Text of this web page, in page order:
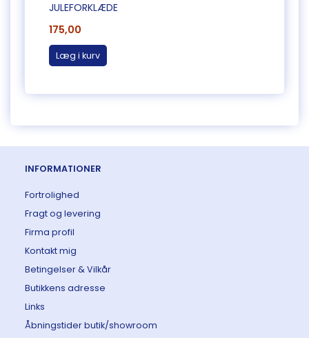
JULEFORKLÆDE
175,00
Læg i kurv
INFORMATIONER
Fortrolighed
Fragt og levering
Firma profil
Kontakt mig
Betingelser & Vilkår
Butikkens adresse
Links
Åbningstider butik/showroom